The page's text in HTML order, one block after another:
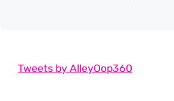
Tweets by AlleyOop360